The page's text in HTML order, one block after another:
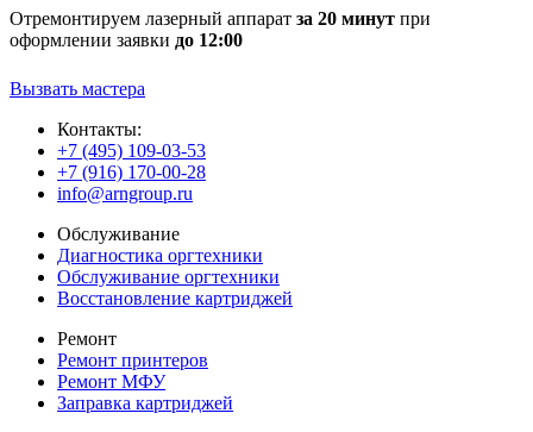
Отремонтируем лазерный аппарат за 20 минут при
оформлении заявки до 12:00
Вызвать мастера
Контакты:
+7 (495) 109-03-53
+7 (916) 170-00-28
info@arngroup.ru
Обслуживание
Диагностика оргтехники
Обслуживание оргтехники
Восстановление картриджей
Ремонт
Ремонт принтеров
Ремонт МФУ
Заправка картриджей